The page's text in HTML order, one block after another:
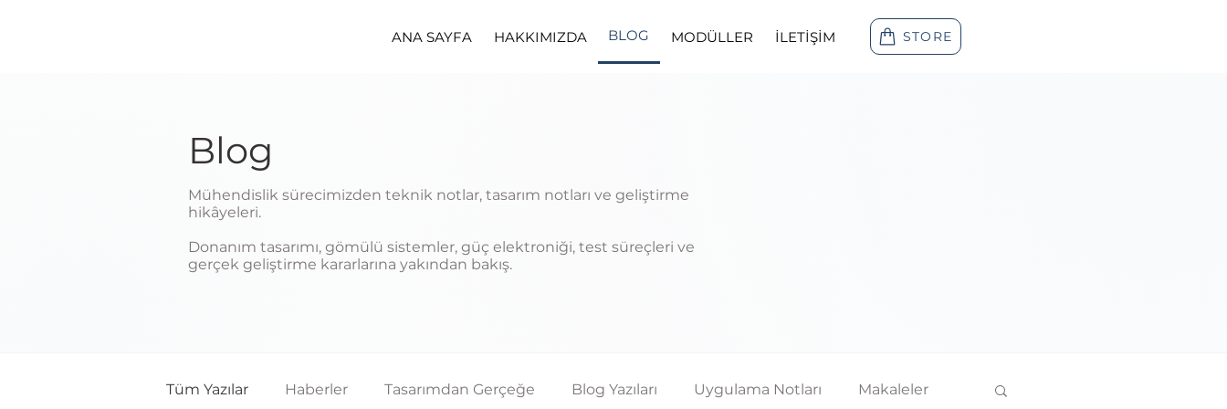
ANA SAYFA HAKKIMIZDA BLOG MODÜLLER İLETİŞİM STORE
Blog
Mühendislik sürecimizden teknik notlar, tasarım notları ve geliştirme
hikâyeleri.
Donanım tasarımı, gömülü sistemler, güç elektroniği, test süreçleri ve
gerçek geliştirme kararlarına yakından bakış.
Tüm Yazılar Haberler Tasarımdan Gerçeğe Blog Yazıları Uygulama Notları Makaleler